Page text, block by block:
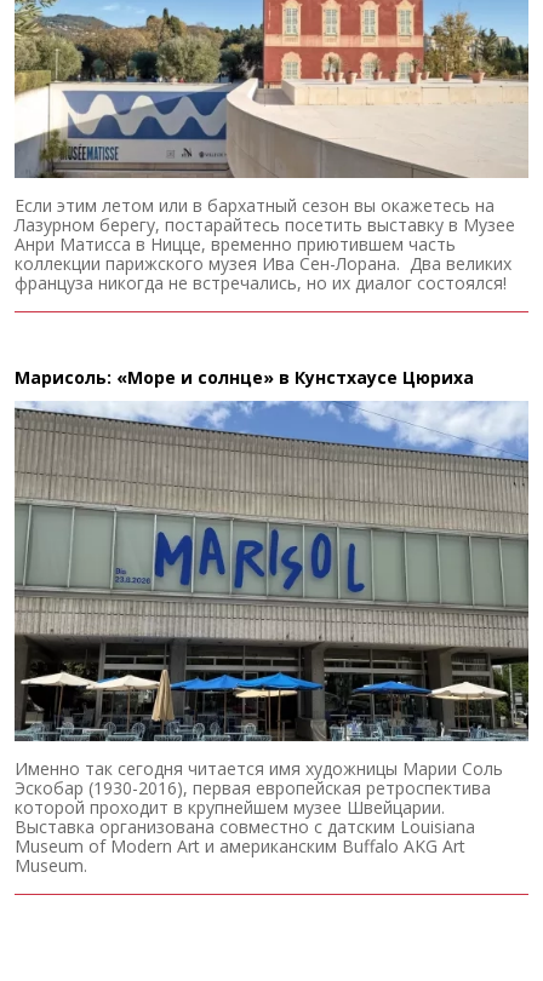
Если этим летом или в бархатный сезон вы окажетесь на
Лазурном берегу, постарайтесь посетить выставку в Музее
Анри Матисса в Ницце, временно приютившем часть
коллекции парижского музея Ива Сен-Лорана. Два великих
француза никогда не встречались, но их диалог состоялся!
Марисоль: «Море и солнце» в Кунстхаусе Цюриха
Именно так сегодня читается имя художницы Марии Соль
Эскобар (1930-2016), первая европейская ретроспектива
которой проходит в крупнейшем музее Швейцарии.
Выставка организована совместно с датским Louisiana
Museum of Modern Art и американским Buffalo AKG Art
Museum.